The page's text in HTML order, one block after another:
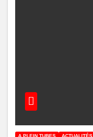
A PLEIN TUBES ACTUALITÉS